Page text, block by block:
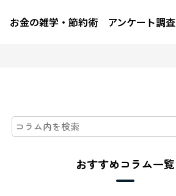
お金の雑学・節約術 アンケート調査
おすすめコラム一覧